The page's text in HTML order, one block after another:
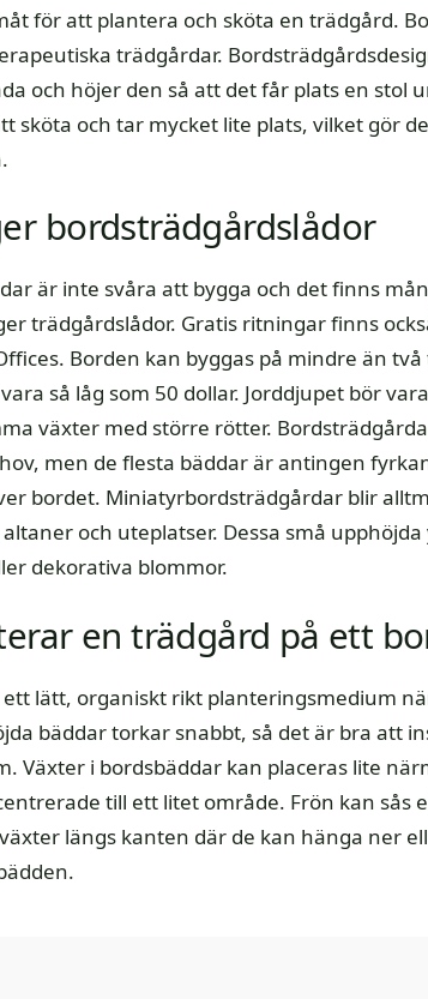
för att plantera och sköta en trädgård.
trädgårdar.
och höjer den så att det får plats en stol
sköta och tar mycket lite plats, vilket gör
bordsträdgårdslådor
är inte svåra att bygga och det finns
trädgårdslådor. Gratis ritningar finns
Borden kan byggas på mindre än
så låg som 50 dollar. Jorddjupet bör
växter med större rötter.
men de flesta bäddar är antingen
bordet. Miniatyrbordsträdgårdar blir
och uteplatser. Dessa små
dekorativa blommor.
en trädgård på ett
lätt, organiskt rikt planteringsmedium
bäddar torkar snabbt, så det är bra att
Växter i bordsbäddar kan placeras lite
till ett litet område. Frön kan sås
längs kanten där de kan hänga ner